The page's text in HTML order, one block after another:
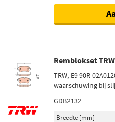
Remblokset
TRW, E9 90R-
waarschuwing bij
GDB2132
Breedte [mm]